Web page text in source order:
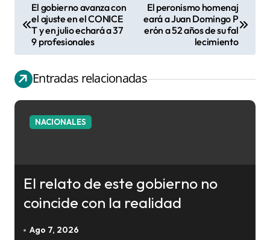
v
e
g
a
El gobierno avanza con
el ajuste en el CONICE
T y en julio echará a 37
9 profesionales
El peronismo homenaj
eará a Juan Domingo P
erón a 52 años de su fal
lecimiento
Entradas relacionadas
NACIONALES
El relato de este gobierno no
coincide con la realidad
Ago 7, 2026